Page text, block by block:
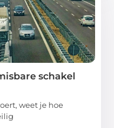
schakel
weet je hoe